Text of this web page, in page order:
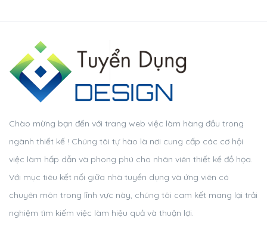
Chào mừng bạn đến với trang web việc làm hàng đầu trong
ngành thiết kế ! Chúng tôi tự hào là nơi cung cấp các cơ hội
việc làm hấp dẫn và phong phú cho nhân viên thiết kế đồ họa.
Với mục tiêu kết nối giữa nhà tuyển dụng và ứng viên có
chuyên môn trong lĩnh vực này, chúng tôi cam kết mang lại trải
nghiệm tìm kiếm việc làm hiệu quả và thuận lợi.